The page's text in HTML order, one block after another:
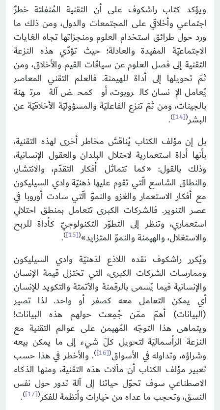
ويؤكد كتاب راشكوف على أن التقنية المُنفلتة خطرٌ
اجتماعي وأخلاقي على المجتمعات والدول، ومن ذلك ما
ورد حول طرائق استخدام العلوم ومنجزاتها تجاه الغايات
الاجتماعيّة المفيدة والعادلة؛ حيث تؤدّي هذه النزعة
التقنية إلى فصل العلوم عن سياقات القيم والأخلاق، ومن
ثمّ تحويلها إلى أداة للهيمنة. فالعلم التقني المعاصر
يُعامل الإنسان كالروبوت، أو كمحض آلة مرتهنة
بالجينات، ومن ثمّ تنزع الفاعليّة والمسؤوليّة الأخلاقيّة عن
البشر(
[14]
)
.
بل إن مؤلف الكتاب يُناقش مخاطر أخرى لهذه التقنية،
بأنها أداة استعمارية لاحتلال البلدان والعقول الإنسانية،
وذلك بالقول: «كما تتماثل أفكار التقدّم، والانتشار،
والنطاق الشاسع الّتي تقوم عليها ذهنيّة وادي السيليكون
مع أفكار الاستعمار والغزو والنموّ الّتي سادت أوروبا في
عصر التنوير. فالشركات الكبرى تتعامل بمنطق احتلالي
استعماري، وتنظر إلى التطوّر التكنولوجيّ كأداة للربح
والاستغلال، والهيمنة والنموّ المتزايد»(
[15]
)
.
ويُكرر راشكوف نقده اللاذع لذهنيّة وادي السيليكون
وممارسات الشركات الكبرى، التي تختزل قيمة الإنسان
والإنسانية فيما يُسمى بالرقمنة والآتمتة والتكويد للإنسان
أي يمكن التعامل معه كصفر أو واحد. لذا تصير
(البيانات) أهمّ ممّن جُمِعت حولهم هذه البيانات!
ويتماهى هذا التوجّه المُهيمن على عوالم التقنية مع
النزعة الرأسماليّة لتحويل كلّ شيء إلى ما يمكن بيعه
وشراؤه، وتداوله في الأسواق(
[16]
). والأخطر في هذا حسب
تعبير مؤلف الكتاب أن مآلات هذه التقنية، ومنها الذكاء
الاصطناعي سوف تحوّل حياتنا إلى آلة تدور حول نفس
النسق، وتحجب ما عداه من خيارات وأنظمة للفكر(
[17]
)
.